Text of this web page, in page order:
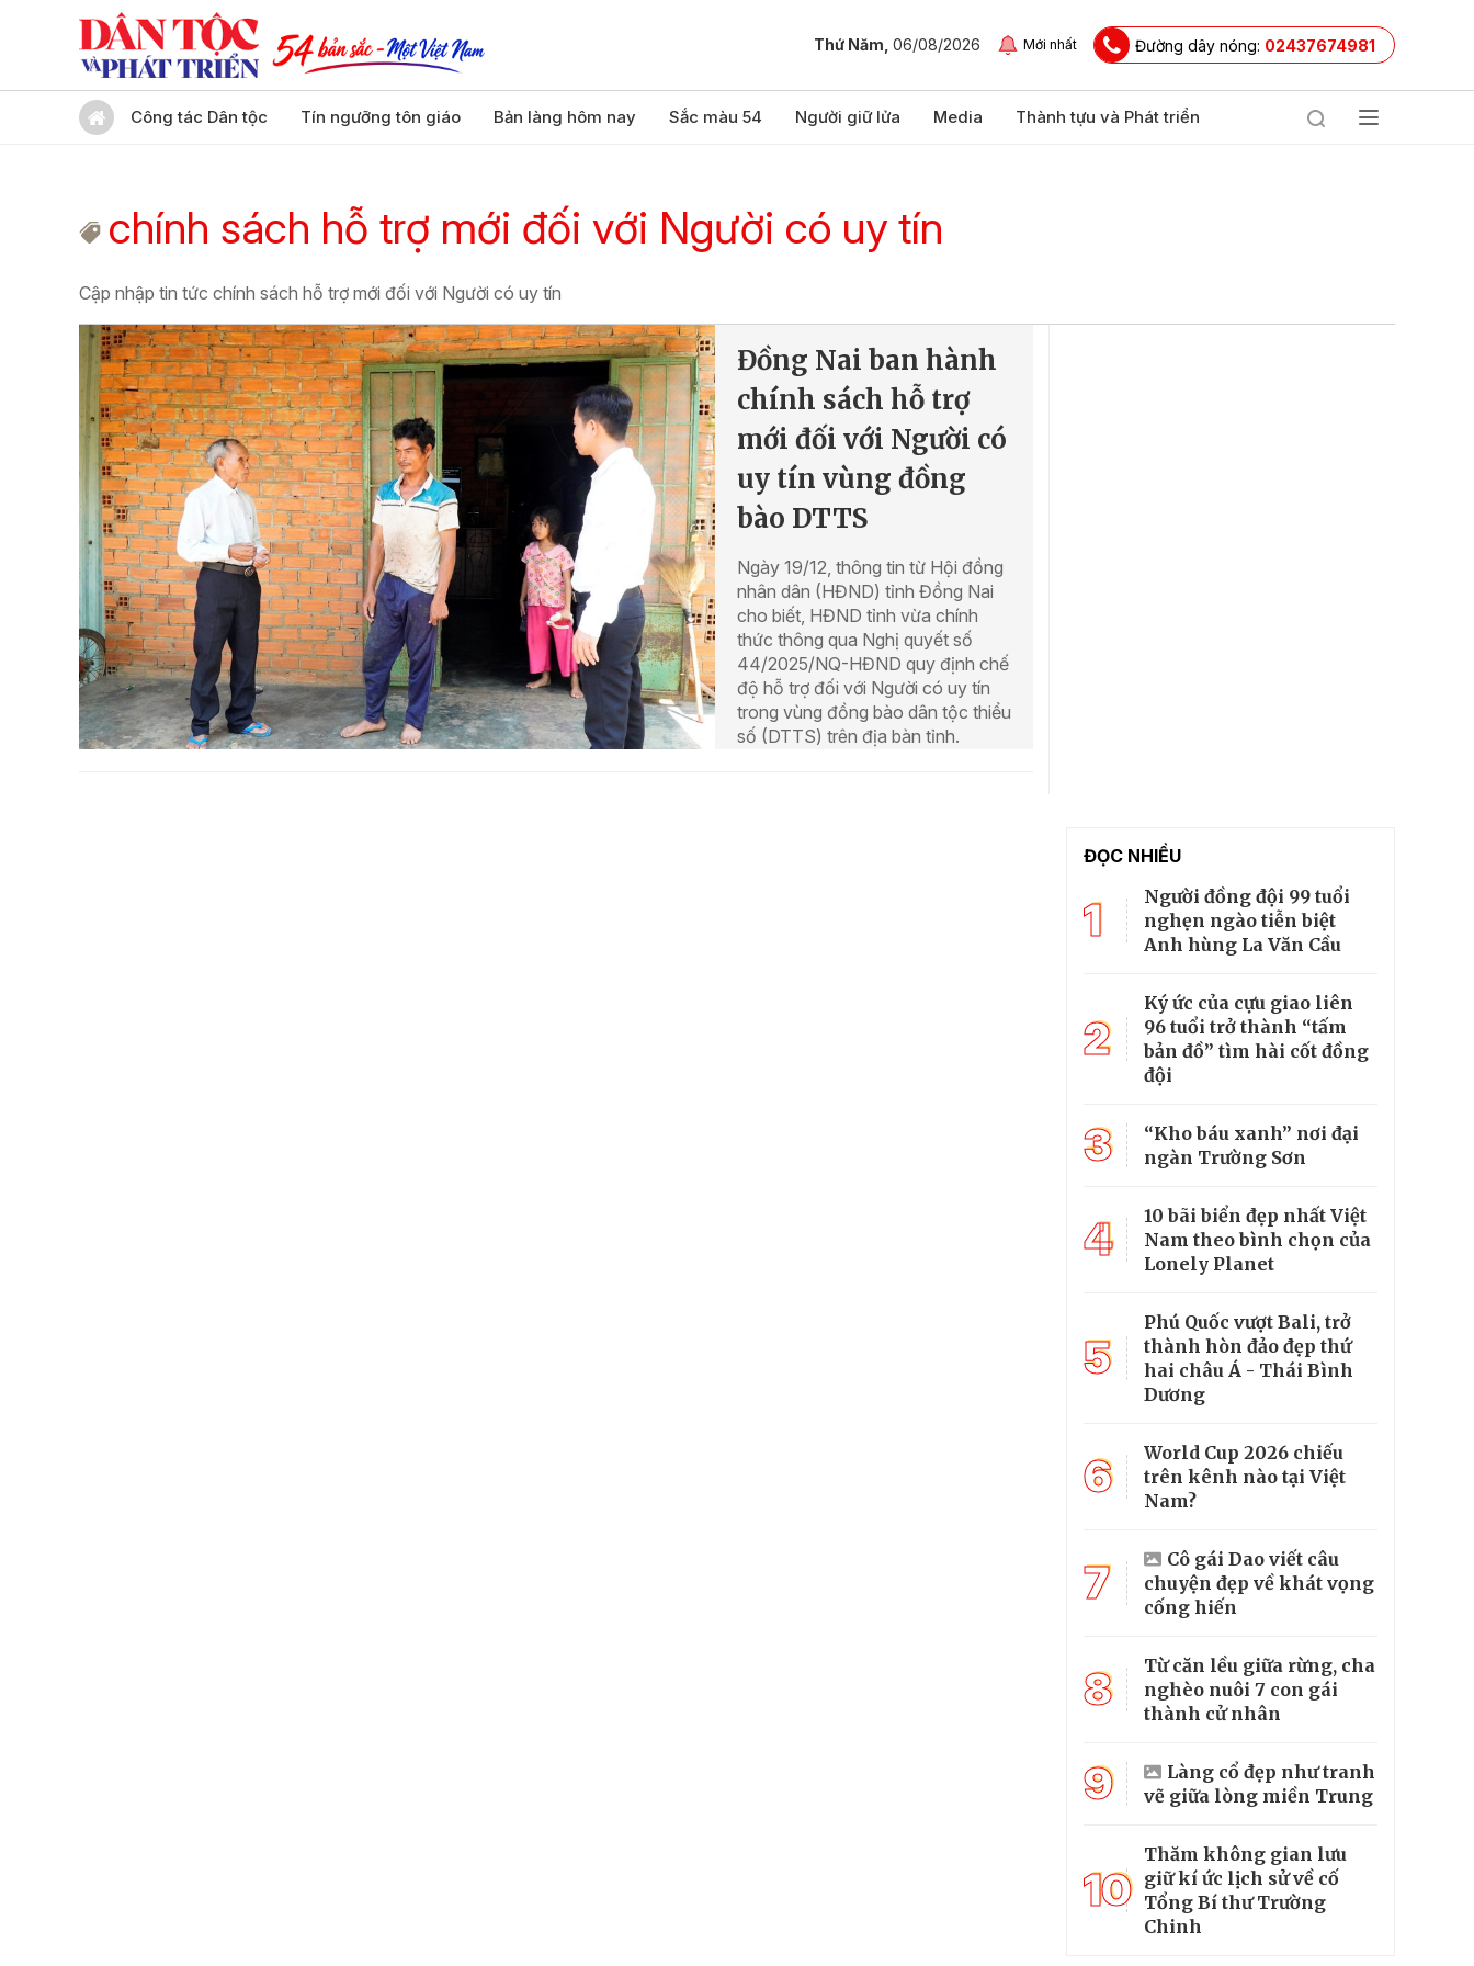
Thứ Năm, 06/08/2026 Mới nhất Đường dây nóng: 02437674981
Công tác Dân tộc Tín ngưỡng tôn giáo Bản làng hôm nay Sắc màu 54 Người giữ lửa Media Thành tựu và Phát triển
chính sách hỗ trợ mới đối với Người có uy tín
Cập nhập tin tức chính sách hỗ trợ mới đối với Người có uy tín
Đồng Nai ban hành
chính sách hỗ trợ
mới đối với Người có
uy tín vùng đồng
bào DTTS
Ngày 19/12, thông tin từ Hội đồng
nhân dân (HĐND) tỉnh Đồng Nai
cho biết, HĐND tỉnh vừa chính
thức thông qua Nghị quyết số
44/2025/NQ-HĐND quy định chế
độ hỗ trợ đối với Người có uy tín
trong vùng đồng bào dân tộc thiểu
số (DTTS) trên địa bàn tỉnh.
ĐỌC NHIỀU
1
Người đồng đội 99 tuổi
nghẹn ngào tiễn biệt
Anh hùng La Văn Cầu
2
Ký ức của cựu giao liên
96 tuổi trở thành “tấm
bản đồ” tìm hài cốt đồng
đội
3
“Kho báu xanh” nơi đại
ngàn Trường Sơn
4
10 bãi biển đẹp nhất Việt
Nam theo bình chọn của
Lonely Planet
5
Phú Quốc vượt Bali, trở
thành hòn đảo đẹp thứ
hai châu Á - Thái Bình
Dương
6
World Cup 2026 chiếu
trên kênh nào tại Việt
Nam?
7
Cô gái Dao viết câu
chuyện đẹp về khát vọng
cống hiến
8
Từ căn lều giữa rừng, cha
nghèo nuôi 7 con gái
thành cử nhân
9
Làng cổ đẹp như tranh
vẽ giữa lòng miền Trung
10
Thăm không gian lưu
giữ kí ức lịch sử về cố
Tổng Bí thư Trường
Chinh